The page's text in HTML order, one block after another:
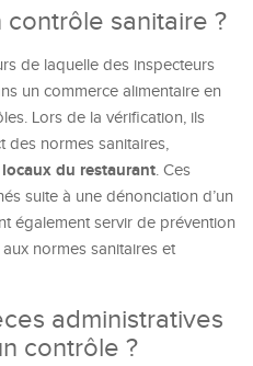
contrôle sanitaire ?
de laquelle des inspecteurs
un commerce alimentaire en
Lors de la vérification, ils
des normes sanitaires,
du restaurant. Ces
suite à une dénonciation d’un
également servir de prévention
normes sanitaires et
administratives
contrôle ?